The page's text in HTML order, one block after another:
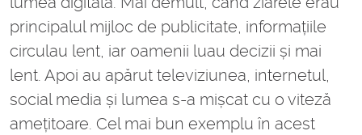
principalul mijloc de publicitate, informațiile
circulau lent, iar oamenii luau decizii și mai
lent. Apoi au apărut televiziunea, internetul,
social media și lumea s-a mișcat cu o viteză
amețitoare. Cel mai bun exemplu în acest